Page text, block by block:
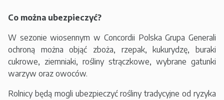
Co można ubezpieczyć?
W sezonie wiosennym w Concordii Polska Grupa Generali
ochroną można objąć zboża, rzepak, kukurydzę, buraki
cukrowe, ziemniaki, rośliny strączkowe, wybrane gatunki
warzyw oraz owoców.
Rolnicy będą mogli ubezpieczyć rośliny tradycyjne od ryzyka